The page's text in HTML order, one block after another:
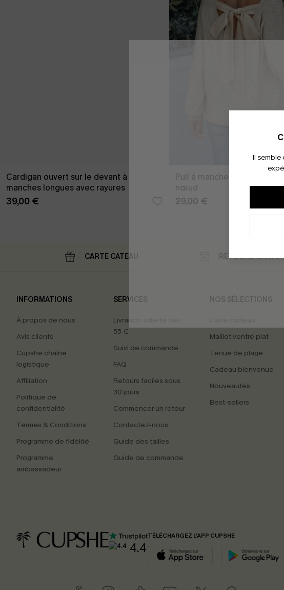
Cardigan ouvert sur le devant à
manches longues avec rayures
39,00 €
Pull à manches longues et
nœud
29,00 €
Il semble
CARTE CATEAU RETOURS
INFORMATIONS
À propos de nous
Avis clients
Cupshe chaîne
logistique
Affiliation
Politique de
confidentialité
Termes & Conditions
Programme de fidélité
Programme
ambassadeur
SERVICES
Livraison offerte dès
55 €
Suivi de commande
FAQ
Retours faciles sous
30 jours
Commencer un retour
Contactez-nous
Guide des tailles
Guide de commande
NOS SÉLECTIONS
Maillot ventre plat
Tenue de plage
Cadeau bienvenue
Nouveautés
Best-sellers
4.4
TÉLÉCHARGEZ L’APP CUPSHE